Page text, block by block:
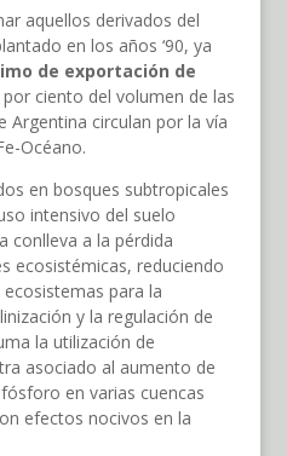
aquellos derivados del
en los años ‘90, ya
de exportación de
ciento del volumen de las
Argentina circulan por la vía
Océano.
en bosques subtropicales
intensivo del suelo
conlleva a la pérdida
ecosistémicas, reduciendo
para la
y la regulación de
la utilización de
asociado al aumento de
en varias cuencas
efectos nocivos en la